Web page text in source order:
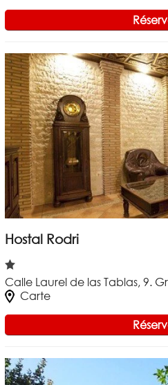
Hostal Rodri
Calle Laurel de las Tablas, 9.
Carte